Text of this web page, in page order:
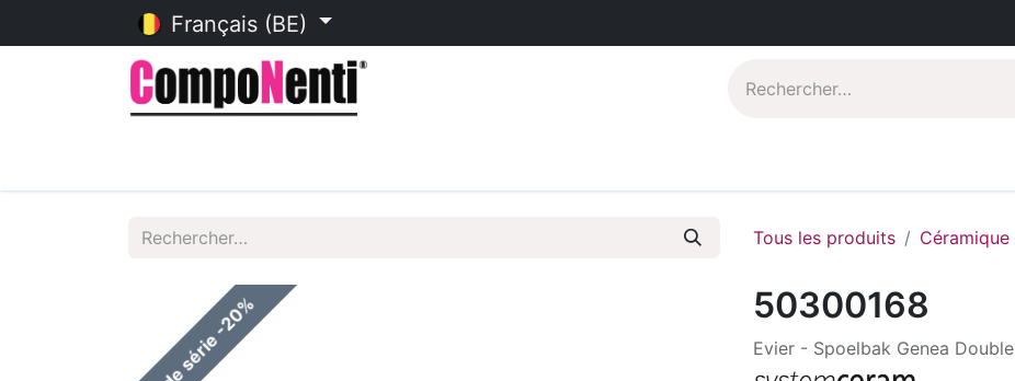
Français (BE)
Tous les produits Céramique
Fin de série -20% 50300168
Evier - Spoelbak Genea Double